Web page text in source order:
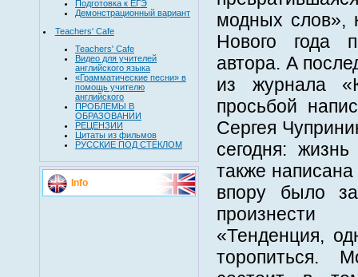
Подготовка к ЕГЭ
Демонстрационный вариант
Teachers' Cafe
Teachers' Cafe
Видео для учителей
английского языка
«Грамматические песни» в
помощь учителю
английского
ПРОБЛЕМЫ В
ОБРАЗОВАНИИ
РЕЦЕНЗИИ
Цитаты из фильмов
РУССКИЕ ПОД СТЕКЛОМ
Info
модных слов»,
Нового года
автора. А
из журнала
просьбой
Сергея
сегодня:
также
впору было
«Тенденция,
торопиться.